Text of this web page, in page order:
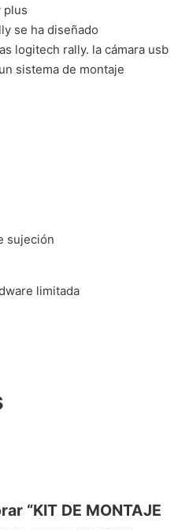
plus
se ha diseñado
logitech rally. la cámara usb
sistema de montaje
sujeción
limitada
“KIT DE MONTAJE